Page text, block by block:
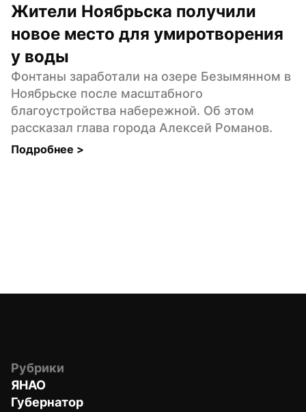
Жители Ноябрьска получили
новое место для умиротворения
у воды
Фонтаны заработали на озере Безымянном в
Ноябрьске после масштабного
благоустройства набережной. Об этом
рассказал глава города Алексей Романов.
Подробнее >
Рубрики
ЯНАО
Губернатор